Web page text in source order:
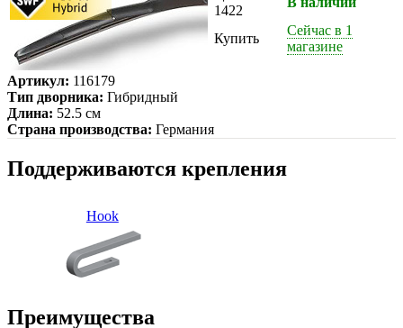
1422
Купить
Сейчас в 1
магазине
Артикул: 116179
Тип дворника: Гибридный
Длина: 52.5 см
Страна производства: Германия
Поддерживаются крепления
Hook
Преимущества